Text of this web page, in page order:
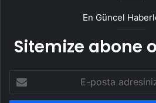
En Güncel
Sitemize abone
posta
adresinizi